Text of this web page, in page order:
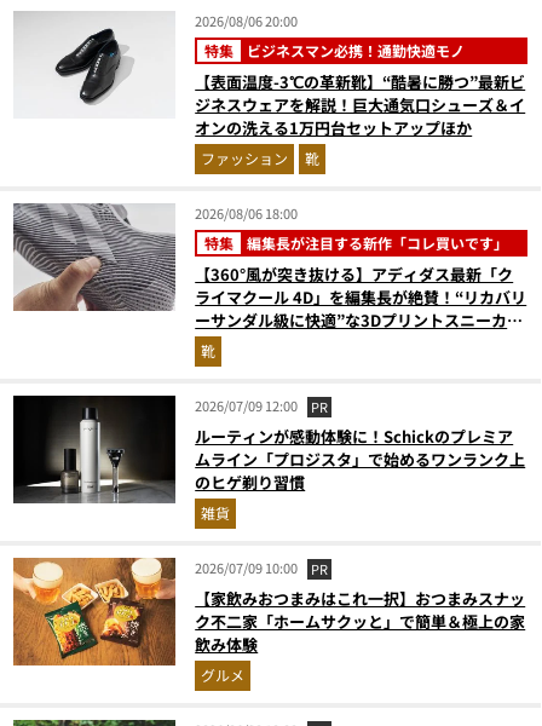
2026/08/06 20:00
特集 ビジネスマン必携！通勤快適モノ
【表面温度-3℃の革新靴】“酷暑に勝つ”最新ビ
ジネスウェアを解説！巨大通気口シューズ＆イ
オンの洗える1万円台セットアップほか
ファッション 靴
2026/08/06 18:00
特集 編集長が注目する新作「コレ買いです」
【360°風が突き抜ける】アディダス最新「ク
ライマクール 4D」を編集長が絶賛！“リカバリ
ーサンダル級に快適”な3Dプリントスニーカー
『コレ買いです』Vol.173
靴
2026/07/09 12:00 PR
ルーティンが感動体験に！Schickのプレミア
ムライン「プロジスタ」で始めるワンランク上
のヒゲ剃り習慣
雑貨
2026/07/09 10:00 PR
【家飲みおつまみはこれ一択】おつまみスナッ
ク不二家「ホームサクッと」で簡単＆極上の家
飲み体験
グルメ